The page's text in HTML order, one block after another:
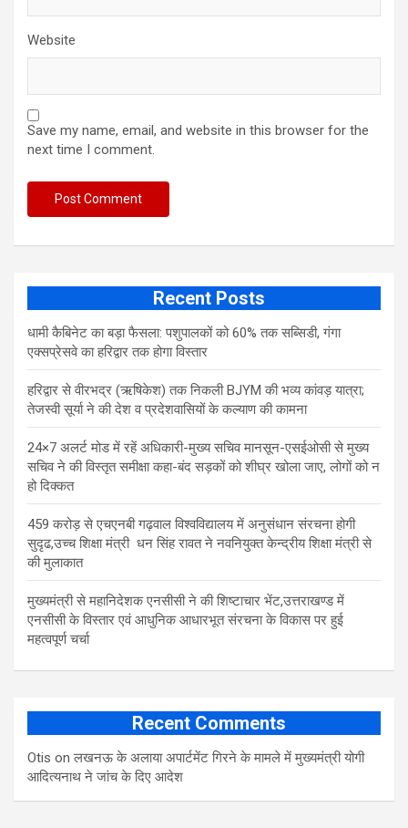
Website
Save my name, email, and website in this browser for the
next time I comment.
Recent Posts
​धामी कैबिनेट का बड़ा फैसला: पशुपालकों को 60% तक सब्सिडी, गंगा
एक्सप्रेसवे का हरिद्वार तक होगा विस्तार
​हरिद्वार से वीरभद्र (ऋषिकेश) तक निकली BJYM की भव्य कांवड़ यात्रा;
तेजस्वी सूर्या ने की देश व प्रदेशवासियों के कल्याण की कामना
24×7 अलर्ट मोड में रहें अधिकारी-मुख्य सचिव मानसून-एसईओसी से मुख्य
सचिव ने की विस्तृत समीक्षा कहा-बंद सड़कों को शीघ्र खोला जाए, लोगों को न
हो दिक्कत
459 करोड़ से एचएनबी गढ़वाल विश्वविद्यालय में अनुसंधान संरचना होगी
सुदृढ,उच्च शिक्षा मंत्री धन सिंह रावत ने नवनियुक्त केन्द्रीय शिक्षा मंत्री से
की मुलाकात
मुख्यमंत्री से महानिदेशक एनसीसी ने की शिष्टाचार भेंट,उत्तराखण्ड में
एनसीसी के विस्तार एवं आधुनिक आधारभूत संरचना के विकास पर हुई
महत्वपूर्ण चर्चा
Recent Comments
Otis onलखनऊ के अलाया अपार्टमेंट गिरने के मामले में मुख्‍यमंत्री योगी
आद‍ित्‍यनाथ ने जांच के द‍िए आदेश